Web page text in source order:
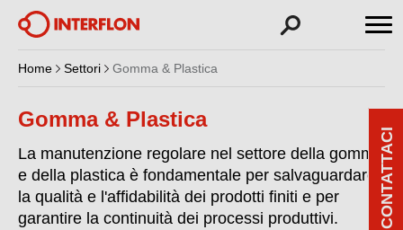
Home Settori Gomma & Plastica
Gomma & Plastica
La manutenzione regolare nel settore della gomma
e della plastica è fondamentale per salvaguardare
la qualità e l'affidabilità dei prodotti finiti e per
garantire la continuità dei processi produttivi.
CONTATTACI